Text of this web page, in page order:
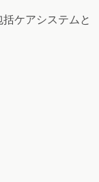
括ケアシステムと